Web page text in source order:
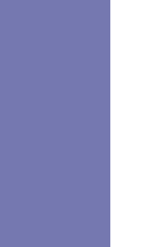
webovou stránku pro budoucí